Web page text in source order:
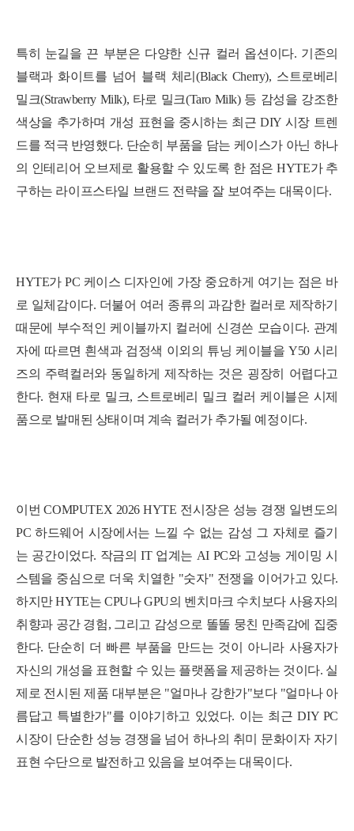
특히 눈길을 끈 부분은 다양한 신규 컬러 옵션이다. 기존의
블랙과 화이트를 넘어 블랙 체리(Black Cherry), 스트로베리
밀크(Strawberry Milk), 타로 밀크(Taro Milk) 등 감성을 강조한
색상을 추가하며 개성 표현을 중시하는 최근 DIY 시장 트렌
드를 적극 반영했다. 단순히 부품을 담는 케이스가 아닌 하나
의 인테리어 오브제로 활용할 수 있도록 한 점은 HYTE가 추
구하는 라이프스타일 브랜드 전략을 잘 보여주는 대목이다.
HYTE가 PC 케이스 디자인에 가장 중요하게 여기는 점은 바
로 일체감이다. 더불어 여러 종류의 과감한 컬러로 제작하기
때문에 부수적인 케이블까지 컬러에 신경쓴 모습이다. 관계
자에 따르면 흰색과 검정색 이외의 튜닝 케이블을 Y50 시리
즈의 주력컬러와 동일하게 제작하는 것은 굉장히 어렵다고
한다. 현재 타로 밀크, 스트로베리 밀크 컬러 케이블은 시제
품으로 발매된 상태이며 계속 컬러가 추가될 예정이다.
이번 COMPUTEX 2026 HYTE 전시장은 성능 경쟁 일변도의
PC 하드웨어 시장에서는 느낄 수 없는 감성 그 자체로 즐기
는 공간이었다. 작금의 IT 업계 는 AI PC와 고성능 게이밍 시
스템을 중심으로 더욱 치열한 "숫자" 전쟁을 이어가고 있다.
하지만 HYTE는 CPU나 GPU의 벤치마크 수치보다 사용자의
취향과 공간 경험, 그리고 감성으로 똘똘 뭉친 만족감에 집중
한다. 단순히 더 빠른 부품을 만드는 것이 아니라 사용자가
자신의 개성을 표현할 수 있는 플랫폼을 제공하는 것이다. 실
제 로 전시 된 제 품 대부분은 "얼마나 강한가"보 다 "얼마나 아
름답고 특별한가"를 이 야기 하고 있었다. 이는 최근 DIY PC
시장이 단순한 성능 경쟁을 넘어 하나의 취미 문화이자 자기
표현 수단으로 발전하고 있음을 보여주는 대목이 다.
세부정보 열기/접기